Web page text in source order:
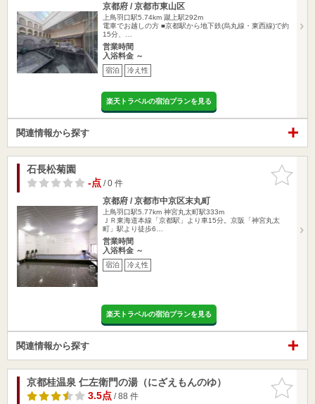
京都府 / 京都市東山区
上鳥羽口駅5.74km 蹴上駅292m
電車でお越しの方 ■京都駅から地下鉄(烏丸線・東西線)で約
15分、…
営業時間
入浴料金 ～
宿泊 冷え性
楽天トラベルの宿泊プランを見る
関連情報から探す
お気に入
りに追加
石長松菊園
-点/ 0 件
京都府 / 京都市中京区末丸町
上鳥羽口駅5.77km 神宮丸太町駅333m
ＪＲ東海道本線「京都駅」より車15分。京阪「神宮丸太
町」駅より徒歩6…
営業時間
入浴料金 ～
宿泊 冷え性
楽天トラベルの宿泊プランを見る
関連情報から探す
お気に入
りに追加
京都桂温泉 仁左衛門の湯（にざえもんのゆ）
3.5点/ 88 件